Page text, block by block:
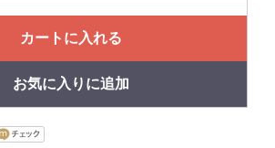
カートに入れる
お気に入りに追加